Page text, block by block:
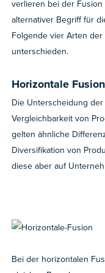
verlieren bei der
alternativer Begriff für
Folgende vier Arten
unterschieden.
Horizontale Fusion
Die Unterscheidung
Vergleichbarkeit von
gelten ähnliche
Diversifikation von
diese aber auf
Bei der horizontalen